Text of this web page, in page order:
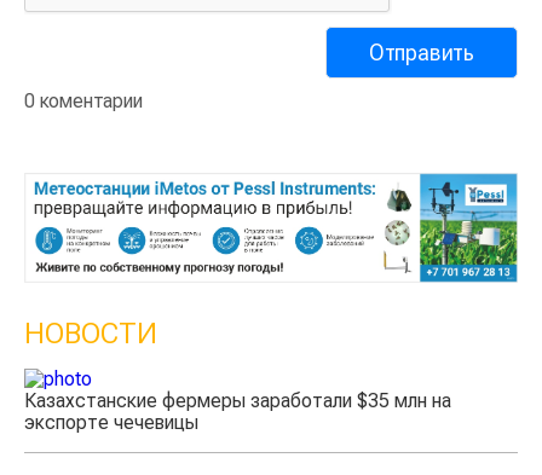
0 коментарии
НОВОСТИ